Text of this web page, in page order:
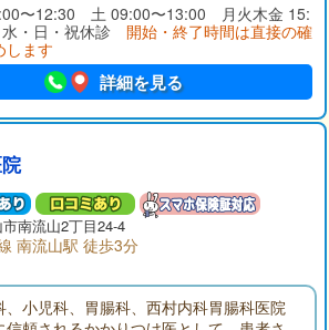
〜12:30 土 09:00〜13:00 月火木金 15:
・日・祝休診 開始・終了時間は直接の確
します
詳細を見る
南流山2丁目24-4
南流山駅 徒歩3分
小児科、胃腸科、西村内科胃腸科医院